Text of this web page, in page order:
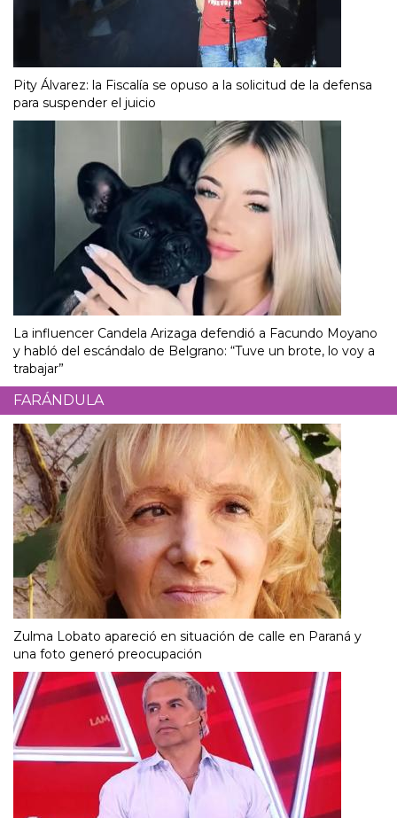
Pity Álvarez: la Fiscalía se opuso a la solicitud de la defensa
para suspender el juicio
La influencer Candela Arizaga defendió a Facundo Moyano
y habló del escándalo de Belgrano: “Tuve un brote, lo voy a
trabajar”
FARÁNDULA
Zulma Lobato apareció en situación de calle en Paraná y
una foto generó preocupación